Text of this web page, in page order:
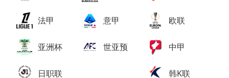
法甲 意甲 欧联
亚洲杯 世亚预 中甲
日职联 韩K联